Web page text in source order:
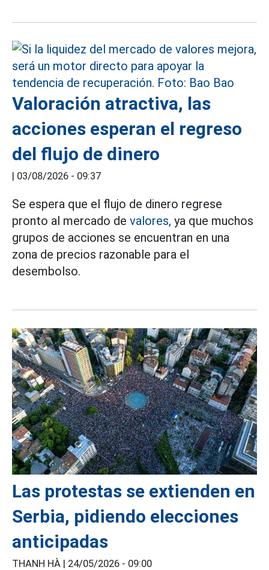
Valoración atractiva, las
acciones esperan el regreso
del flujo de dinero
| 03/08/2026 - 09:37
Se espera que el flujo de dinero regrese
pronto al mercado de valores, ya que muchos
grupos de acciones se encuentran en una
zona de precios razonable para el
desembolso.
Las protestas se extienden en
Serbia, pidiendo elecciones
anticipadas
THANH HÀ | 24/05/2026 - 09:00